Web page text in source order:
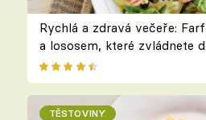
Rychlá a zdravá večeře:
a lososem, které zvládnete
TĚSTOVINY